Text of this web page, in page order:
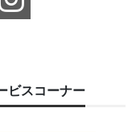
ビスコーナー